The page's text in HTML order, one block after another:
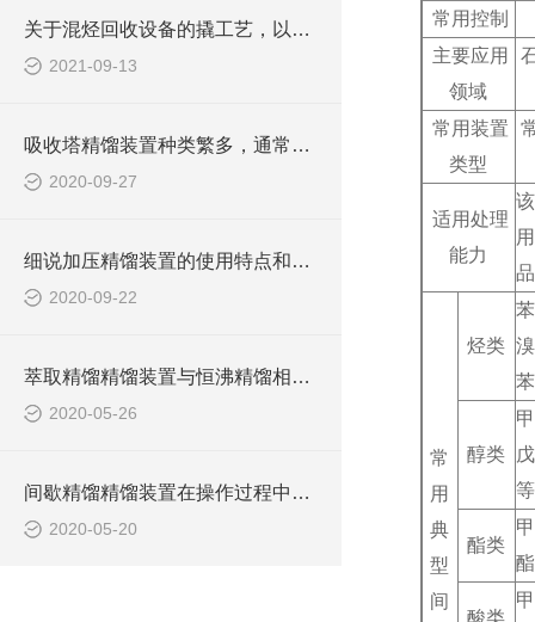
关于混烃回收设备的撬工艺，以下有详细说明
2021-09-13
吸收塔精馏装置种类繁多，通常有如下分类
2020-09-27
细说加压精馏装置的使用特点和塔板效率
2020-09-22
萃取精馏精馏装置与恒沸精馏相比具有什么优势？
2020-05-26
间歇精馏精馏装置在操作过程中具有如下特点
2020-05-20
常用控制
主要应用
领域
常用装置
类型
适用处理
能力
常
用
典
型
间
烃类
醇类
等
酯类
酸类